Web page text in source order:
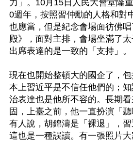
力」。10月15日人民大會堂隆
0週年，按照習仲勳的人格和對
也應當，但是紀念會場面彷佛
殿》，面對主排，會場坐滿了
出席表達的是一致的「支持」。
現在也開始整頓大的國企了，
本上習近平是不信任他們的；
治表達也是他所不容的。長期
固，上臺之前，他一直扮演「
有人說，胡錦濤是「裸退」，習
這也是一種誤讀。有一張照片